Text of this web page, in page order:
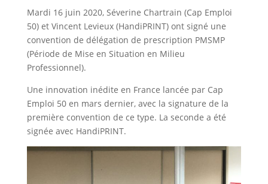
Mardi 16 juin 2020, Séverine Chartrain (Cap Emploi
50) et Vincent Levieux (HandiPRINT) ont signé une
convention de délégation de prescription PMSMP
(Période de Mise en Situation en Milieu
Professionnel).
Une innovation inédite en France lancée par Cap
Emploi 50 en mars dernier, avec la signature de la
première convention de ce type. La seconde a été
signée avec HandiPRINT.